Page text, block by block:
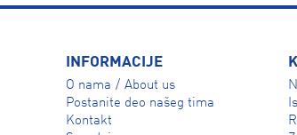
INFORMACIJE
O nama / About us
Postanite deo našeg tima
Kontakt